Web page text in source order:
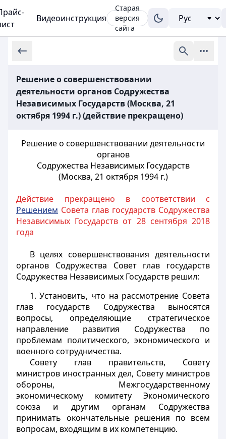
Видеоинструкция
Старая
версия
сайта
Решение о совершенствовании
деятельности органов Содружества
Независимых Государств (Москва, 21
октября 1994 г.) (действие прекращено)
Решение о совершенствовании деятельности
органов
Содружества Независимых Государств
(Москва, 21 октября 1994 г.)
Действие прекращено в соответствии с
Решением Совета глав государств Содружества
Независимых Государств от 28 сентября 2018
года
В целях совершенствования деятельности
органов Содружества Совет глав государств
Содружества Независимых Государств решил:
1. Установить, что на рассмотрение Совета
глав государств Содружества выносятся
вопросы, определяющие стратегическое
направление развития Содружества по
проблемам политического, экономического и
военного сотрудничества.
Совету глав правительств, Совету
министров иностранных дел, Совету министров
обороны, Межгосударственному
экономическому комитету Экономического
союза и другим органам Содружества
принимать окончательные решения по всем
вопросам, входящим в их компетенцию.